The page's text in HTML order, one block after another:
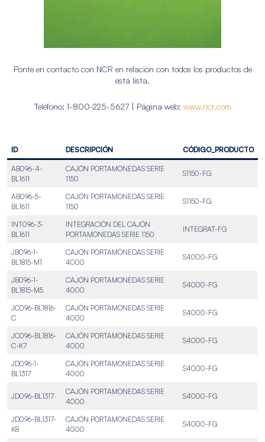
Ponte en contacto con NCR en relación con todos los productos de
esta lista.
Teléfono: 1-800-225-5627 | Página web: www.ncr.com
ID DESCRIPCIÓN CÓDIGO_PRODUCTO
AB096-4-
BL1611
CAJÓN PORTAMONEDAS SERIE
1150
S1150-FG
AB096-5-
BL1611
CAJÓN PORTAMONEDAS SERIE
1150
S1150-FG
INT096-3-
BL1611
INTEGRACIÓN DEL CAJÓN
PORTAMONEDAS SERIE 1150
INTEGRAT-FG
JB096-1-
BL1815-M1
CAJÓN PORTAMONEDAS SERIE
4000
S4000-FG
JB096-1-
BL1815-M5
CAJÓN PORTAMONEDAS SERIE
4000
S4000-FG
JC096-BL1816-
C
CAJÓN PORTAMONEDAS SERIE
4000
S4000-FG
JC096-BL1816-
C-K7
CAJÓN PORTAMONEDAS SERIE
4000
S4000-FG
JD096-1-
BL1317
CAJÓN PORTAMONEDAS SERIE
4000
S4000-FG
JD096-BL1317
CAJÓN PORTAMONEDAS SERIE
4000
S4000-FG
JD096-BL1317-
K8
CAJÓN PORTAMONEDAS SERIE
4000
S4000-FG